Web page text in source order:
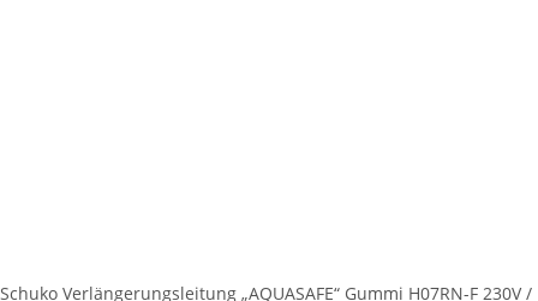
Schuko Verlängerungsleitung „AQUASAFE“ Gummi H07RN-F 230V /